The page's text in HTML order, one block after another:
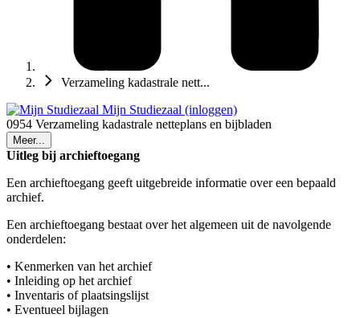
Verzameling kadastrale nett...
Mijn Studiezaal (inloggen)
0954 Verzameling kadastrale netteplans en bijbladen
Meer...
Uitleg bij archieftoegang
Een archieftoegang geeft uitgebreide informatie over een bepaald
archief.
Een archieftoegang bestaat over het algemeen uit de navolgende
onderdelen:
• Kenmerken van het archief
• Inleiding op het archief
• Inventaris of plaatsingslijst
• Eventueel bijlagen